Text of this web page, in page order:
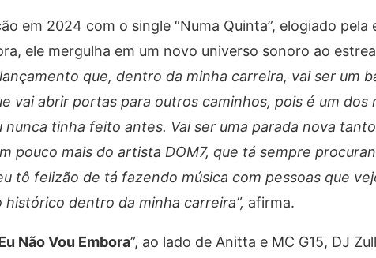
em 2024 com o single “Numa Quinta”, elogiado
ele mergulha em um novo universo sonoro ao
lançamento que, dentro da minha carreira, vai ser um
vai abrir portas para outros caminhos, pois é um dos
tinha feito antes. Vai ser uma parada nova
pouco mais do artista DOM7, que tá sempre
tô felizão de tá fazendo música com pessoas que
dentro da minha carreira”, afirma.
Não Vou Embora”, ao lado de Anitta e MC G15, DJ